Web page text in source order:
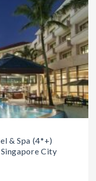
& Spa (4*+)
City